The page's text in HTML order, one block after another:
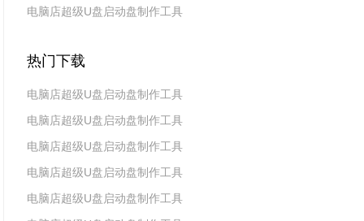
v7.5_2509
电脑店超级U盘启动盘制作工具
热门下载
电脑店超级U盘启动盘制作工具
v7.5_2606
电脑店超级U盘启动盘制作工具
v7.5_2604
电脑店超级U盘启动盘制作工具
v7.5_2602
电脑店超级U盘启动盘制作工具
v7.5 2019(天蓬元帅版)
电脑店超级U盘启动盘制作工具